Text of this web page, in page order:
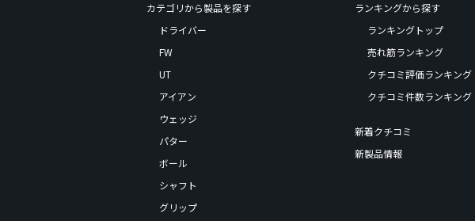
カテゴリから製品を探す
ドライバー
FW
UT
アイアン
ウェッジ
パター
ボール
シャフト
グリップ
ランキングから探す
ランキングトップ
売れ筋ランキング
クチコミ評価ランキング
クチコミ件数ランキング
新着クチコミ
新製品情報